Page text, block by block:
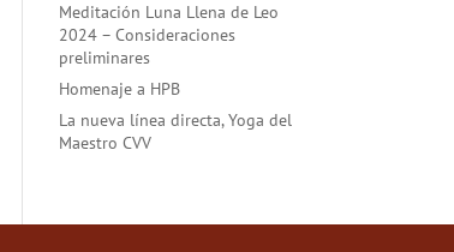
Meditación Luna Llena de Leo
2024 – Consideraciones
preliminares
Homenaje a HPB
La nueva línea directa, Yoga del
Maestro CVV